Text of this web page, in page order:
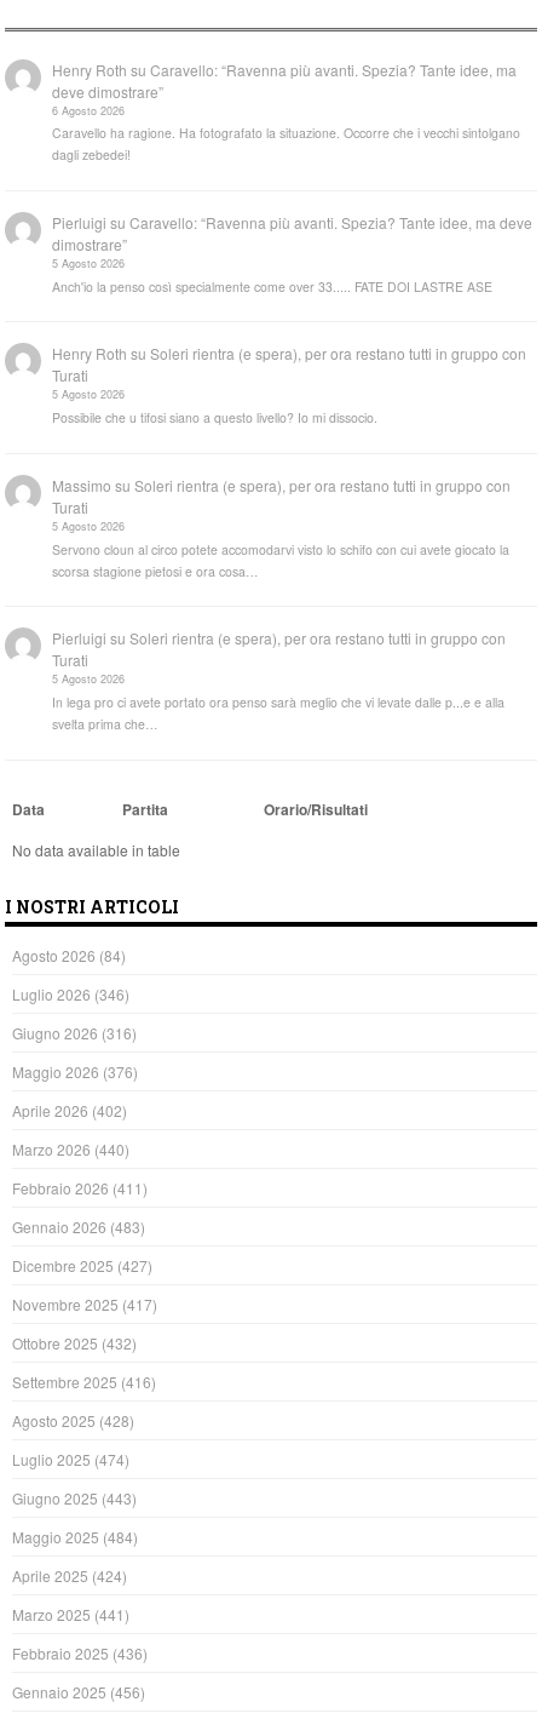
Henry Roth suCaravello: “Ravenna più avanti. Spezia? Tante idee, ma
deve dimostrare”
6 Agosto 2026
Caravello ha ragione. Ha fotografato la situazione. Occorre che i vecchi sintolgano
dagli zebedei!
Pierluigi suCaravello: “Ravenna più avanti. Spezia? Tante idee, ma deve
dimostrare”
5 Agosto 2026
Anch'io la penso così specialmente come over 33..... FATE DOI LASTRE ASE
Henry Roth suSoleri rientra (e spera), per ora restano tutti in gruppo con
Turati
5 Agosto 2026
Possibile che u tifosi siano a questo livello? Io mi dissocio.
Massimo suSoleri rientra (e spera), per ora restano tutti in gruppo con
Turati
5 Agosto 2026
Servono cloun al circo potete accomodarvi visto lo schifo con cui avete giocato la
scorsa stagione pietosi e ora cosa…
Pierluigi suSoleri rientra (e spera), per ora restano tutti in gruppo con
Turati
5 Agosto 2026
In lega pro ci avete portato ora penso sarà meglio che vi levate dalle p...e e alla
svelta prima che…
Data Partita Orario/Risultati
No data available in table
I NOSTRI ARTICOLI
Agosto 2026 (84)
Luglio 2026 (346)
Giugno 2026 (316)
Maggio 2026 (376)
Aprile 2026 (402)
Marzo 2026 (440)
Febbraio 2026 (411)
Gennaio 2026 (483)
Dicembre 2025 (427)
Novembre 2025 (417)
Ottobre 2025 (432)
Settembre 2025 (416)
Agosto 2025 (428)
Luglio 2025 (474)
Giugno 2025 (443)
Maggio 2025 (484)
Aprile 2025 (424)
Marzo 2025 (441)
Febbraio 2025 (436)
Gennaio 2025 (456)